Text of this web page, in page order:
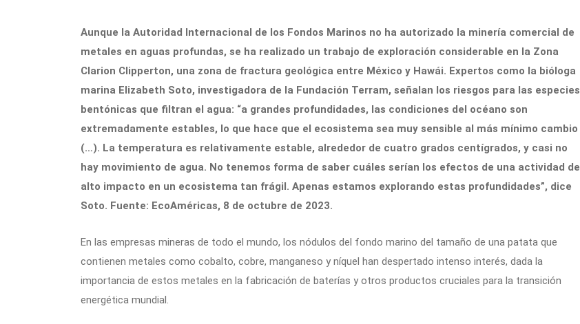
Aunque la Autoridad Internacional de los Fondos Marinos no ha autorizado la minería comercial de
metales en aguas profundas, se ha realizado un trabajo de exploración considerable en la Zona
Clarion Clipperton, una zona de fractura geológica entre México y Hawái. Expertos como la bióloga
marina Elizabeth Soto, investigadora de la Fundación Terram, señalan los riesgos para las especies
bentónicas que filtran el agua: “a grandes profundidades, las condiciones del océano son
extremadamente estables, lo que hace que el ecosistema sea muy sensible al más mínimo cambio
(…). La temperatura es relativamente estable, alrededor de cuatro grados centígrados, y casi no
hay movimiento de agua. No tenemos forma de saber cuáles serían los efectos de una actividad de
alto impacto en un ecosistema tan frágil. Apenas estamos explorando estas profundidades”, dice
Soto. Fuente: EcoAméricas, 8 de octubre de 2023.
En las empresas mineras de todo el mundo, los nódulos del fondo marino del tamaño de una patata que
contienen metales como cobalto, cobre, manganeso y níquel han despertado intenso interés, dada la
importancia de estos metales en la fabricación de baterías y otros productos cruciales para la transición
energética mundial.